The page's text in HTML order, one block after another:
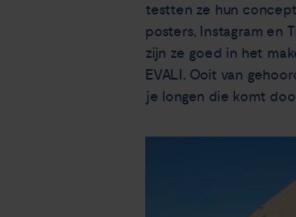
testten ze hun
posters, Instagram en
zijn ze goed in het
EVALI. Ooit van
je longen die komt